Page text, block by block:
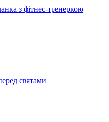
з фітнес-тренеркою
святами